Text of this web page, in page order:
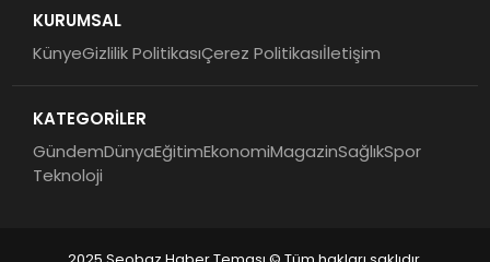
KURUMSAL
KünyeGizlilik PolitikasıÇerez Politikasıİletişim
KATEGORİLER
GündemDünyaEğitimEkonomiMagazinSağlıkSpor
Teknoloji